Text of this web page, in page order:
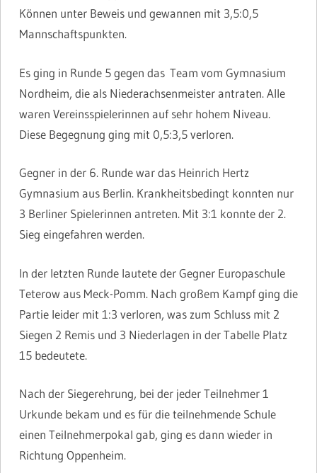
Können unter Beweis und gewannen mit 3,5:0,5
Mannschaftspunkten.
Es ging in Runde 5 gegen das Team vom Gymnasium
Nordheim, die als Niederachsenmeister antraten. Alle
waren Vereinsspielerinnen auf sehr hohem Niveau.
Diese Begegnung ging mit 0,5:3,5 verloren.
Gegner in der 6. Runde war das Heinrich Hertz
Gymnasium aus Berlin. Krankheitsbedingt konnten nur
3 Berliner Spielerinnen antreten. Mit 3:1 konnte der 2.
Sieg eingefahren werden.
In der letzten Runde lautete der Gegner Europaschule
Teterow aus Meck-Pomm. Nach großem Kampf ging die
Partie leider mit 1:3 verloren, was zum Schluss mit 2
Siegen 2 Remis und 3 Niederlagen in der Tabelle Platz
15 bedeutete.
Nach der Siegerehrung, bei der jeder Teilnehmer 1
Urkunde bekam und es für die teilnehmende Schule
einen Teilnehmerpokal gab, ging es dann wieder in
Richtung Oppenheim.